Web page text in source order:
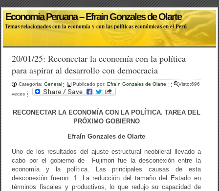
Economía Peruana – Efraín Gonzales de Olarte
Temas relacionados con la economía y con las políticas económicas en el Perú
20/01/25: Reconectar la economía con la política
para aspirar al desarrollo con democracia
Categoría:General Publicado por:Efraín Gonzales de Olarte
Visto:696
veces
RECONECTAR LA ECONOMÍA CON LA POLÍTICA. TAREA DEL
PRÓXIMO GOBIERNO
Efraín Gonzales de Olarte
Uno de los resultados del ajuste estructural neobileral llevado a
cabo por el gobierno de Fujimori fue la desconexión entre la
economía y la política. Las principales causas de esta
desconexión fueron: 1. La reducción del tamaño del Estado en
términos fiscales y productivos, lo que redujo su capacidad de